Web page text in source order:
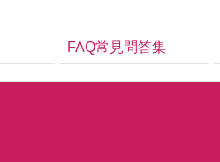
FAQ常見問答集